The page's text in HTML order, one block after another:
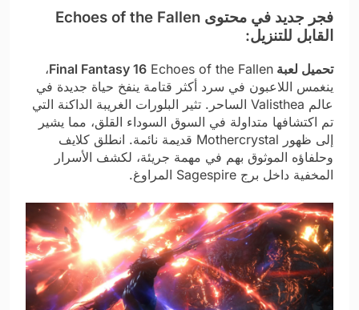
فجر جديد في محتوى Echoes of the Fallen
القابل للتنزيل:
تحميل لعبة Final Fantasy 16
Echoes of the Fallen،
ينغمس اللاعبون في سرد ​​أكثر قتامة ينفخ حياة جديدة في
عالم Valisthea الساحر. تثير البلورات الغريبة الداكنة التي
تم اكتشافها متداولة في السوق السوداء القلق، مما يشير
إلى ظهور Mothercrystal قديمة نائمة. انطلق كلايف
وحلفاؤه الموثوق بهم في مهمة جريئة، لكشف الأسرار
المخفية داخل برج Sagespire المراوغ.